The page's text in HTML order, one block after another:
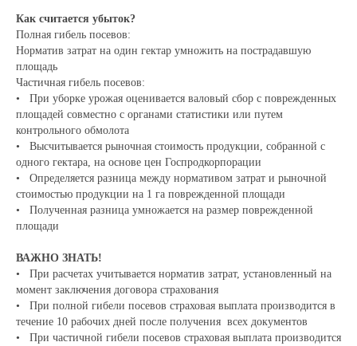
Как считается убыток?
Полная гибель посевов:
Норматив затрат на один гектар умножить на пострадавшую
площадь
Частичная гибель посевов:
• При уборке урожая оценивается валовый сбор с поврежденных
площадей совместно с органами статистики или путем
контрольного обмолота
• Высчитывается рыночная стоимость продукции, собранной с
одного гектара, на основе цен Госпродкорпорации
• Определяется разница между нормативом затрат и рыночной
стоимостью продукции на 1 га поврежденной площади
• Полученная разница умножается на размер поврежденной
площади
ВАЖНО ЗНАТЬ!
• При расчетах учитывается норматив затрат, установленный на
момент заключения договора страхования
• При полной гибели посевов страховая выплата производится в
течение 10 рабочих дней после получения всех документов
• При частичной гибели посевов страховая выплата производится